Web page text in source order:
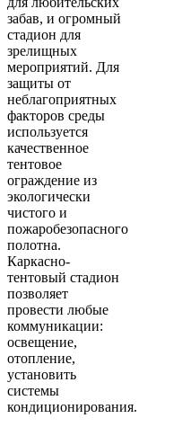
забав, и огромный
стадион для
зрелищных
мероприятий. Для
защиты от
неблагоприятных
факторов среды
используется
качественное
тентовое
ограждение из
экологически
чистого и
пожаробезопасного
полотна.
Каркасно-
тентовый стадион
позволяет
провести любые
коммуникации:
освещение,
отопление,
установить
системы
кондиционирования.